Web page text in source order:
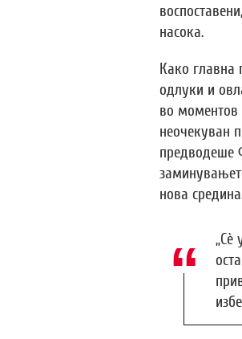
насока.
Како главна
одлуки и
во моментов
неочекуван
предводеше
нова
„Сè